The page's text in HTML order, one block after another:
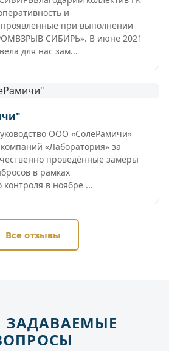
и
при выполнении
СИБИРЬ». В июне 2021
для нас зам...
ООО «СолеРамичи»
«Лаборатория» за
проведённые замеры
в рамках
контроля в ноябре ...
Все отзывы
ЗАДАВАЕМЫЕ